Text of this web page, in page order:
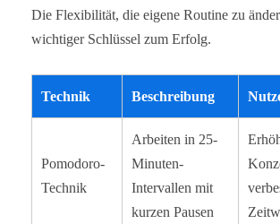
Die Flexibilität, die eigene Routine zu
wichtiger Schlüssel zum Erfolg.
Technik Beschreibung
Pomodoro-
Technik
Arbeiten in 25-
Minuten-
Intervallen mit
kurzen Pausen